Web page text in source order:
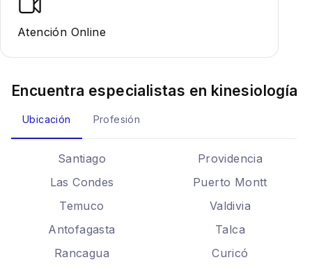
Atención Online
Encuentra especialistas en kinesiología
Ubicación Profesión
Santiago
Providencia
Las Condes
Puerto Montt
Temuco
Valdivia
Antofagasta
Talca
Rancagua
Curicó